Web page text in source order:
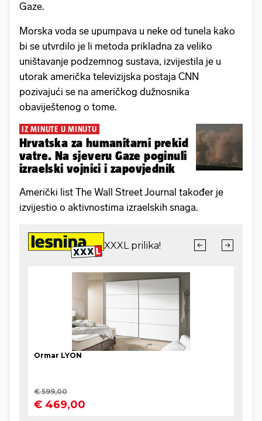
Gaze.
Morska voda se upumpava u neke od tunela kako
bi se utvrdilo je li metoda prikladna za veliko
uništavanje podzemnog sustava, izvijestila je u
utorak američka televizijska postaja CNN
pozivajući se na američkog dužnosnika
obaviještenog o tome.
IZ MINUTE U MINUTU
Hrvatska za humanitarni prekid
vatre. Na sjeveru Gaze poginuli
izraelski vojnici i zapovjednik
Američki list The Wall Street Journal također je
izvijestio o aktivnostima izraelskih snaga.